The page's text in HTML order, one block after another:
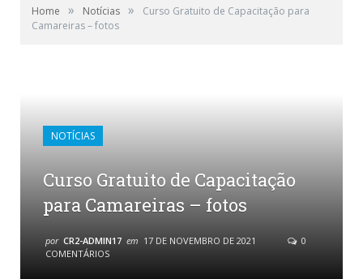
Home » Notícias »
Curso Gratuito de Capacitação para
Camareiras – fotos
NOTÍCIAS
Curso Gratuito de Capacitação
para Camareiras – fotos
por CR2-ADMIN17 em 17 DE NOVEMBRO DE 2021
0
COMENTÁRIOS